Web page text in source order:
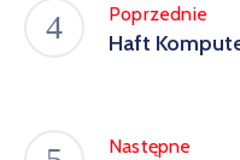
Poprzednie
Haft
Następne